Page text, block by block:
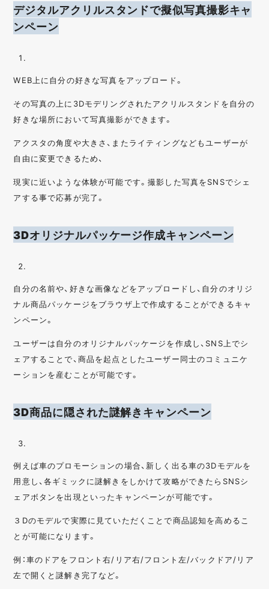
デジタルアクリルスタンドで擬似写真撮影キャ
ンペーン
WEB上に自分の好きな写真をアップロード。
その写真の上に3Dモデリングされたアクリルスタンドを自分の
好きな場所において写真撮影ができます。
アクスタの角度や大きさ、またライティングなどもユーザーが
自由に変更できるため、
現実に近いような体験が可能です。撮影した写真をSNSでシェ
アする事で応募が完了。
3Dオリジナルパッケージ作成キャンペーン
自分の名前や、好きな画像などをアップロードし、自分のオリジ
ナル商品パッケージをブラウザ上で作成することができるキャ
ンペーン。
ユーザーは自分のオリジナルパッケージを作成し、SNS上でシ
ェアすることで、商品を起点としたユーザー同士のコミュニケ
ーションを産むことが可能です。
3D商品に隠された謎解きキャンペーン
例えば車のプロモーションの場合、新しく出る車の3Dモデルを
用意し、各ギミックに謎解きをしかけて攻略ができたらSNSシ
ェアボタンを出現といったキャンペーンが可能です。
３Dのモデルで実際に見ていただくことで商品認知を高めるこ
とが可能になります。
例：車のドアをフロント右/リア右/フロント左/バックドア/リア
左で開くと謎解き完了など。